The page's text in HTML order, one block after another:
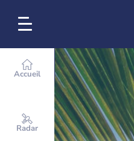
Accueil
Radar